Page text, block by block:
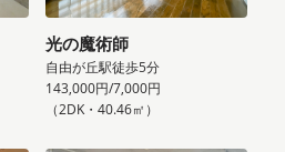
光の魔術師
自由が丘駅徒歩5分
143,000円/7,000円
（2DK・40.46㎡）